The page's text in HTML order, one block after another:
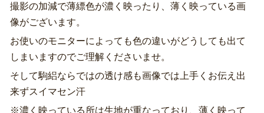
撮影の加減で薄縹色が濃く映ったり、薄く映っている画
像がございます。
お使いのモニターによっても色の違いがどうしても出て
しまいますのでご理解くださいませ。
そして駒絽ならではの透け感も画像では上手くお伝え出
来ずスイマセン汗
※濃く映っている所は生地が重なっており、薄く映って